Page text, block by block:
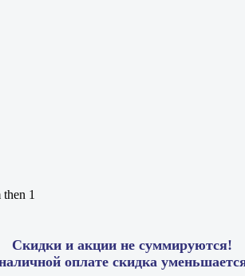
Скидки и акции не суммируются!
оплате скидка